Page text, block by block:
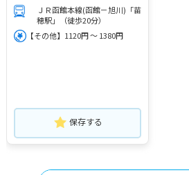
ＪＲ函館本線(函館－旭川)「苗
穂駅」（徒歩20分）
【その他】1120円 ～ 1380円
保存する